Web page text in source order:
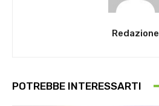
Redazione
POTREBBE INTERESSARTI